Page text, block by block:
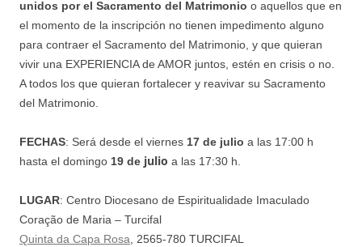
unidos por el Sacramento del Matrimonio o aquellos que en
el momento de la inscripción no tienen impedimento alguno
para contraer el Sacramento del Matrimonio, y que quieran
vivir una EXPERIENCIA de AMOR juntos, estén en crisis o no.
A todos los que quieran fortalecer y reavivar su Sacramento
del Matrimonio.
FECHAS: Será desde el viernes 17 de julio a las 17:00 h
hasta el domingo 19 de julio a las 17:30 h.
LUGAR: Centro Diocesano de Espiritualidade Imaculado
Coração de Maria – Turcifal
Quinta da Capa Rosa , 2565-780 TURCIFAL